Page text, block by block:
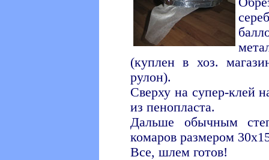
(куплен в хоз.
рулон).
Сверху на супер-клей
из пенопласта.
Дальше обычным
комаров размером
Все, шлем готов!